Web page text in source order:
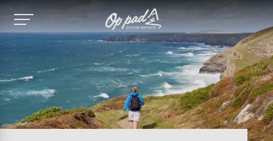
Image